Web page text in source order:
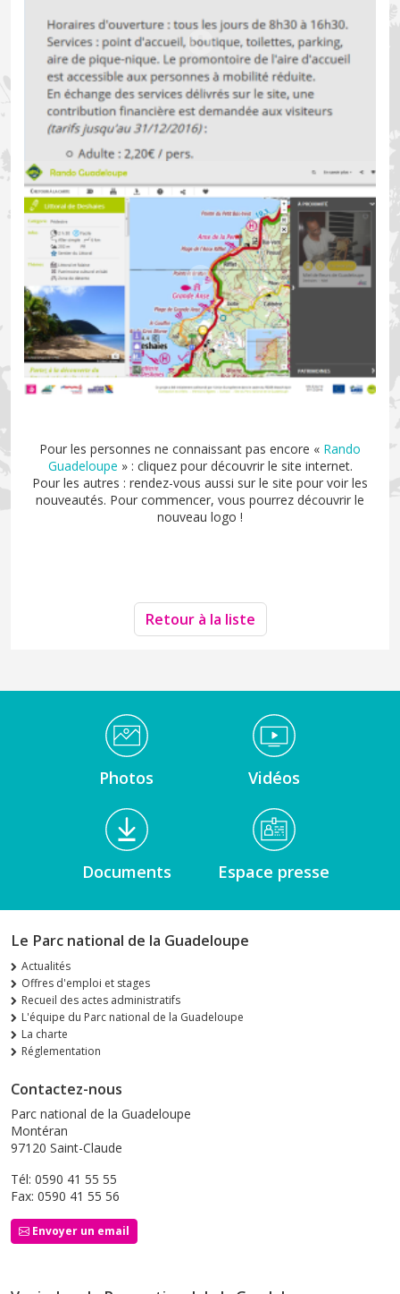
Pour les personnes ne connaissant pas encore « Rando
Guadeloupe » : cliquez pour découvrir le site internet.
Pour les autres : rendez-vous aussi sur le site pour voir les
nouveautés. Pour commencer, vous pourrez découvrir le
nouveau logo !
Retour à la liste
Médiathèque Footer
Photos Vidéos
Documents Espace presse
Le Parc national de la Guadeloupe
Actualités
Offres d'emploi et stages
Recueil des actes administratifs
L'équipe du Parc national de la Guadeloupe
La charte
Réglementation
Contactez-nous
Parc national de la Guadeloupe
Montéran
97120 Saint-Claude
Tél: 0590 41 55 55
Fax: 0590 41 55 56
Envoyer un email